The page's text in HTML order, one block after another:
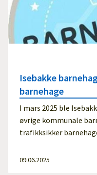
09.06.2025
Isebakke
barnehage
I mars 2025 ble
øvrige kommunale
trafikksikker